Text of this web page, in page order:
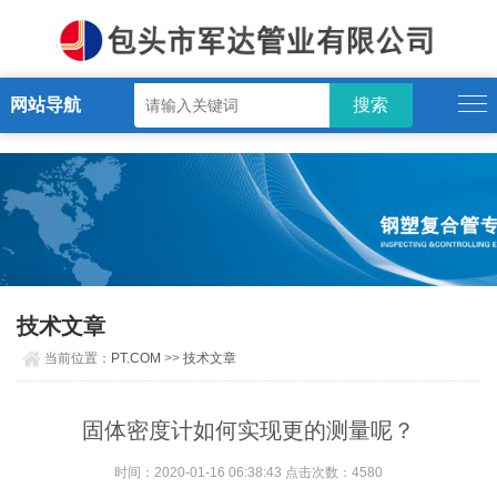
PT.COM
网站导航
技术文章
当前位置： PT.COM >>技术文章
固体密度计如何实现更的测量呢？
时间：2020-01-16 06:38:43 点击次数：4580